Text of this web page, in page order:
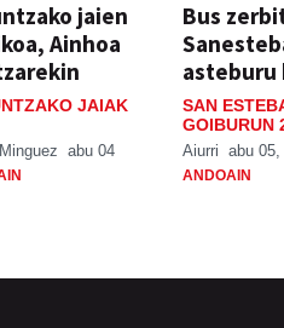
jaien
Ainhoa
JAIAK
abu 04
Bus
asteburu
SAN
GOIBURUN
Aiurri abu 05,
ANDOAIN